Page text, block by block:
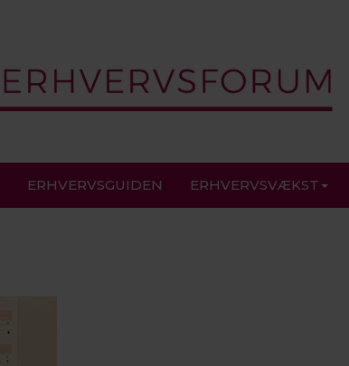
ERHVERVSGUIDEN ERHVERVSVÆKST